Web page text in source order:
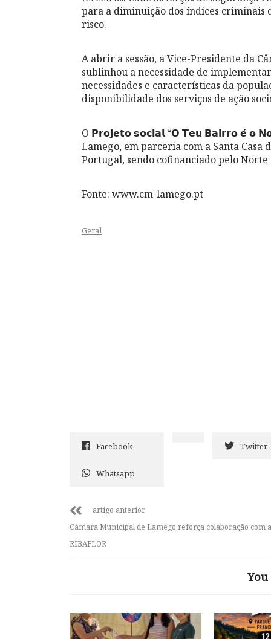
para a diminuição dos índices criminais
risco.
A abrir a sessão, a Vice-Presidente da
sublinhou a necessidade de
necessidades e características da
disponibilidade dos serviços de ação
O 𝗣𝗿𝗼𝗷𝗲𝘁𝗼 𝘀𝗼𝗰𝗶𝗮𝗹 “𝗢 𝗧𝗲𝘂 𝗕𝗮𝗶𝗿𝗿𝗼 𝗲́ 𝗼
Lamego, em parceria com a Santa
Portugal, sendo cofinanciado pelo Norte
Fonte: www.cm-lamego.pt
Geral
Facebook Twitter
Whatsapp
artigo anterior
Câmara Municipal de Lamego reforça colaboração com a
RIBAFLOR